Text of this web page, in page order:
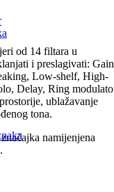
od 14 filtara u
i preslagivati:
Low-shelf, High-
Delay, Ring
ublažavanje
tona.
namijenjena